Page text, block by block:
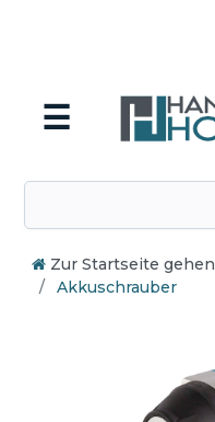
☰
Zur Startseite gehen
Akkuschrauber